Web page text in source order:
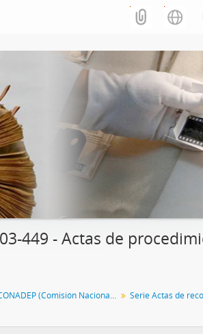
449 - Actas de
Subfondo CONADEP (Comisión Nacional sobre la Desaparición de Personas)